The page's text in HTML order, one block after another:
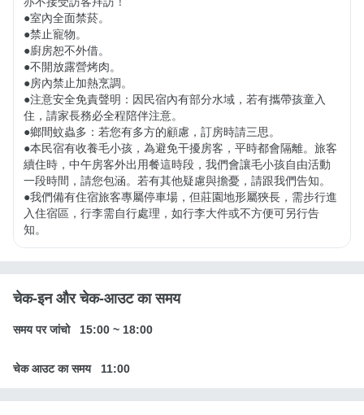
●室內全面禁菸。
●禁止寵物。
●廚房恕不外借。
●不開放露營烤肉。
●房內禁止加熱烹調。
●注意安全免責聲明：因民宿內有部分水域，若有攜帶孩童入
住，請家長務必全程陪伴注意。
●鄉間蚊蟲多：若您有多方的顧慮，訂房時請三思。
●本民宿有收養毛小孩，為避免干擾房客，平時都會隔離。旅客
續住時，中午房客外出用餐這時段，我們會讓毛小孩自由活動
一段時間，請您包涵。若有其他疑慮與擔憂，請跟我們告知。
●我們備有住宿旅客專屬停車場，但莊園地形屬狹長，需步行進
入住宿區，行李需自行處理，如行李大件或不方便可另行告
知。
चेक-इन और चेक-आउट का समय
समय पर जांचो 15:00 ~ 18:00
चेक आउट का समय 11:00